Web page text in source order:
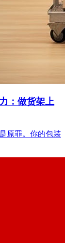
：做货架上
原罪。你的包装